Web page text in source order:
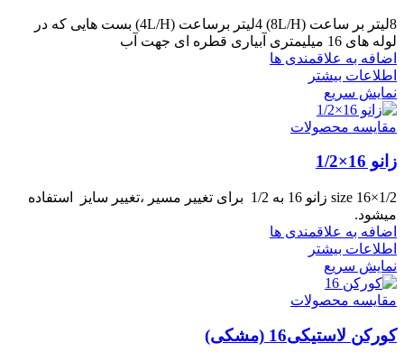
8لیتر بر ساعت (8L/H) 4لیتر برساعت (4L/H) بست هایی که در
لوله های 16 میلیمتری آبیاری قطره ای جهت آب
اضافه به علاقمندی ها
اطلاعات بیشتر
نمایش سریع
مقایسه محصولات
زانو 16×1/2
size 16×1/2 زانو 16 به 1/2 برای تغییر مسیر ،تغییر سایز استفاده
میشود.
اضافه به علاقمندی ها
اطلاعات بیشتر
نمایش سریع
مقایسه محصولات
کورکن لاستیکی16 (مشکی)